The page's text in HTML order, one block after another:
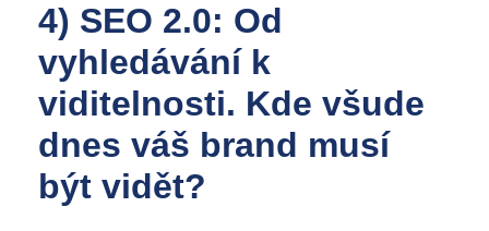
4) SEO 2.0: Od
vyhledávání k
viditelnosti. Kde všude
dnes váš brand musí
být vidět?